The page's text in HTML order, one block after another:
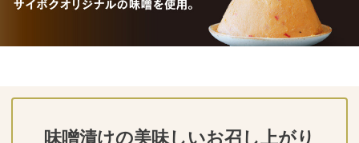
味噌漬けの美味しいお召し上がり